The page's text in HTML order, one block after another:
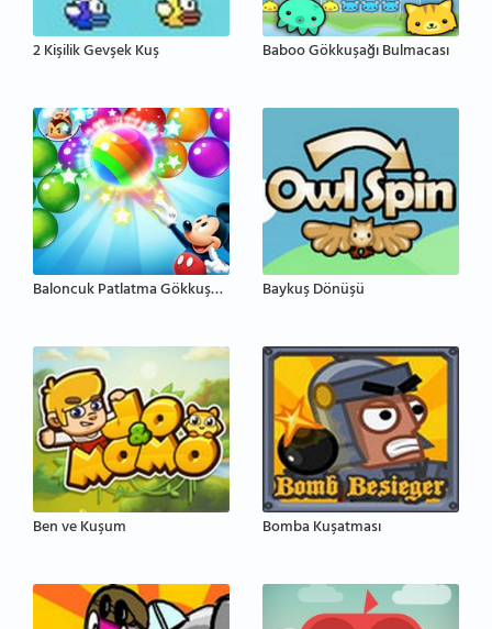
2 Kişilik Gevşek Kuş Baboo Gökkuşağı Bulmacası
Baloncuk Patlatma Gökkuşağı Baykuş Dönüşü
Ben ve Kuşum Bomba Kuşatması